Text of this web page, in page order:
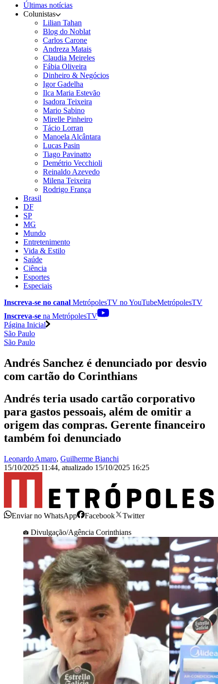
Últimas notícias
Colunistas
Lilian Tahan
Blog do Noblat
Carlos Carone
Andreza Matais
Claudia Meireles
Fábia Oliveira
Dinheiro & Negócios
Igor Gadelha
Ilca Maria Estevão
Isadora Teixeira
Mario Sabino
Mirelle Pinheiro
Tácio Lorran
Manoela Alcântara
Lucas Pasin
Tiago Pavinatto
Demétrio Vecchioli
Reinaldo Azevedo
Milena Teixeira
Rodrigo França
Brasil
DF
SP
MG
Mundo
Entretenimento
Vida & Estilo
Saúde
Ciência
Esportes
Especiais
Inscreva-se no canal MetrópolesTV noYouTubeMetrópolesTV
Inscreva-se na MetrópolesTV
Página Inicial
São Paulo
São Paulo
Andrés Sanchez é denunciado por desvio
com cartão do Corinthians
Andrés teria usado cartão corporativo
para gastos pessoais, além de omitir a
origem das compras. Gerente financeiro
também foi denunciado
Leonardo Amaro, Guilherme Bianchi
15/10/2025 11:44, atualizado 15/10/2025 16:25
Enviar no WhatsApp Facebook
Twitter
Divulgação/Agência Corinthians